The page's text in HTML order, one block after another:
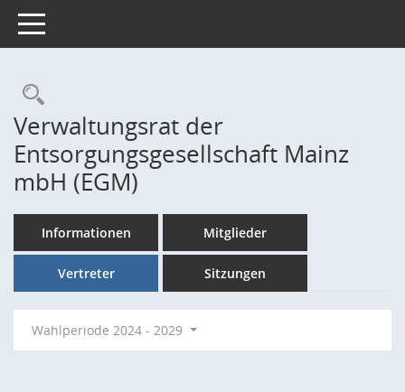
Toggle navigation
Rechercheauswahl
Verwaltungsrat der
Entsorgungsgesellschaft Mainz
mbH (EGM)
Informationen Mitglieder
Vertreter Sitzungen
Wahlperiode 2024 - 2029